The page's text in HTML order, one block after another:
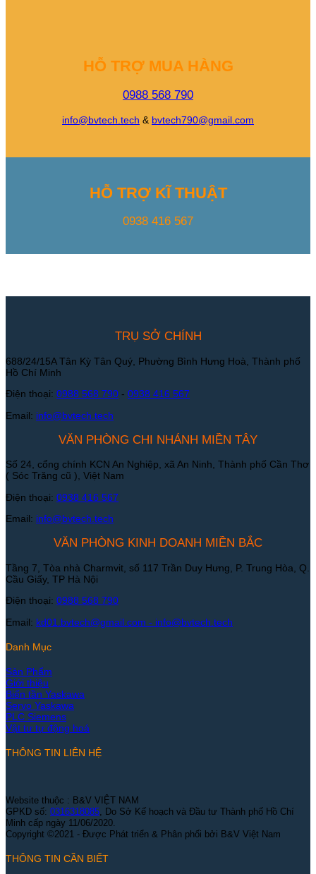
HỖ TRỢ MUA HÀNG
0988 568 790
info@bvtech.tech & bvtech790@gmail.com
HỖ TRỢ KĨ THUẬT
0938 416 567
TRỤ SỞ CHÍNH
688/24/15A Tân Kỳ Tân Quý, Phường Bình Hưng Hoà, Thành phố
Hồ Chí Minh
Điện thoại: 0988 568 790 - 0938 416 567
Email: info@bvtech.tech
VĂN PHÒNG CHI NHÁNH MIỀN TÂY
Số 24, cổng chính KCN An Nghiệp, xã An Ninh, Thành phố Cần Thơ
( Sóc Trăng cũ ), Việt Nam
Điện thoại: 0938 416 567
Email: info@bvtech.tech
VĂN PHÒNG KINH DOANH MIỀN BẮC
Tầng 7, Tòa nhà Charmvit, số 117 Trần Duy Hưng, P. Trung Hòa, Q.
Cầu Giấy, TP Hà Nội
Điện thoại: 0988 568 790
Email: kd01.bvtech@gmail.com - info@bvtech.tech
Danh Mục
Sản Phẩm
Giới thiệu
Biến tần Yaskawa
Servo Yaskawa
PLC Siemens
Vật tư tự động hoá
THÔNG TIN LIÊN HỆ
Website thuộc : B&V VIỆT NAM
GPKD số: 0316318085, Do Sở Kế hoạch và Đầu tư Thành phố Hồ Chí
Minh cấp ngày 11/06/2020.
Copyright ©2021 - Được Phát triển & Phân phối bởi B&V Việt Nam
THÔNG TIN CẦN BIẾT